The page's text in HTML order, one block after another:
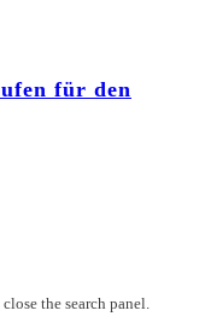
für den
close the search panel.